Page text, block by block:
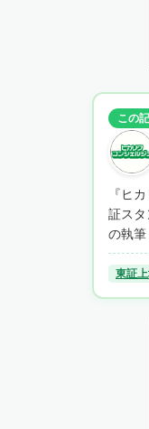
この
『ヒ
証ス
の執筆
東証